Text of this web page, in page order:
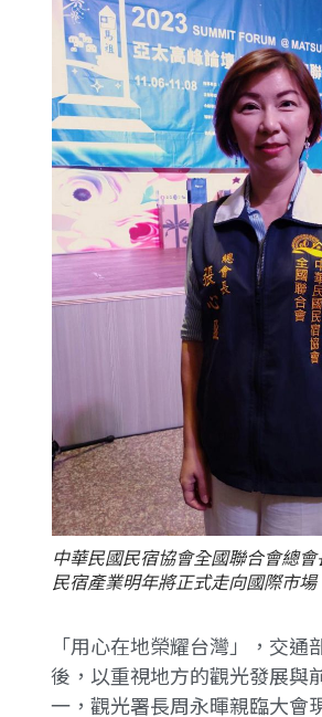
中華民國民宿協會全國聯合會總
民宿產業明年將正式走向國際市
「用心在地榮耀台灣」，交通
後，以重視地方的觀光發展與
一，觀光署長周永暉親臨大會